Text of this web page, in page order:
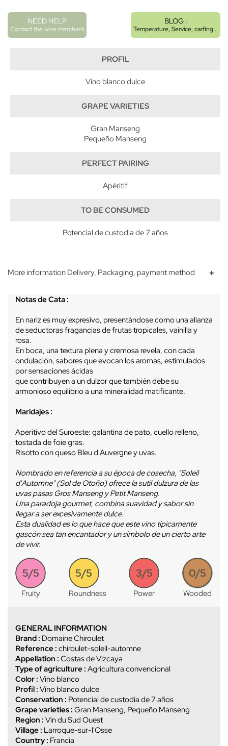
PROFIL
Vino blanco dulce
GRAPE VARIETIES
Gran Manseng
Pequeño Manseng
PERFECT PAIRING
Apéritif
TO BE CONSUMED
Potencial de custodia de 7 años
NEED HELP
Contact the wine merchant
BLOG :
Temperature, Service, carfing...
More information Delivery, Packaging, payment method
Notas de Cata :
En nariz es muy expresivo, presentándose como una alianza
de seductoras fragancias de frutas tropicales, vainilla y
rosa.
En boca, una textura plena y cremosa revela, con cada
ondulación, sabores que evocan los aromas, estimulados
por sensaciones ácidas
que contribuyen a un dulzor que también debe su
armonioso equilibrio a una mineralidad matificante.
Maridajes :
Aperitivo del Suroeste: galantina de pato, cuello relleno,
tostada de foie gras.
Risotto con queso Bleu d'Auvergne y uvas.
Nombrado en referencia a su época de cosecha, "Soleil
d'Automne" (Sol de Otoño) ofrece la sutil dulzura de las
uvas pasas Gros Manseng y Petit Manseng.
Una paradoja gourmet, combina suavidad y sabor sin
llegar a ser excesivamente dulce.
Esta dualidad es lo que hace que este vino típicamente
gascón sea tan encantador y un símbolo de un cierto arte
de vivir.
5/5
Fruity
5/5
Roundness
3/5
Power
0/5
Wooded
GENERAL INFORMATION
Brand : Domaine Chiroulet
Reference : chiroulet-soleil-automne
Appellation : Costas de Vizcaya
Type of agriculture : Agricultura convencional
Color : Vino blanco
Profil : Vino blanco dulce
Conservation : Potencial de custodia de 7 años
Grape varieties : Gran Manseng, Pequeño Manseng
Region : Vin du Sud Ouest
Village : Larroque-sur-l'Osse
Country : Francia